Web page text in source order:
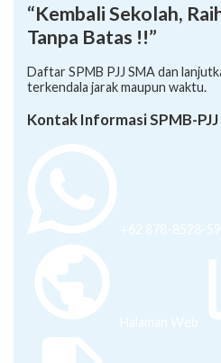
“Kembali Sekolah,
Tanpa Batas !!”
Daftar SPMB PJJ SMA dan
terkendala jarak maupun waktu.
Kontak Informasi SPMB-
+62 878-8528-
Halaman Web